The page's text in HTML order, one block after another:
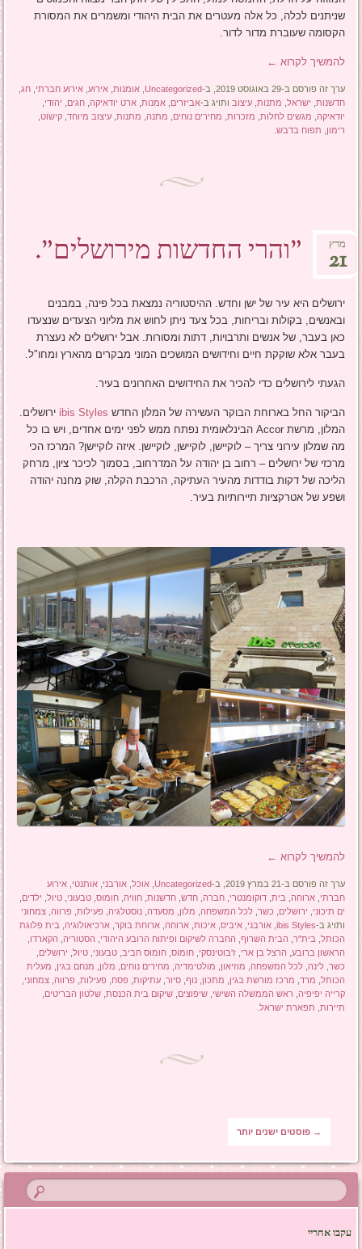
שניתנים לכלה, כל אלה מעטרים את הבית היהודי ומשמרים את המסורת
הקסומה שעוברת מדור לדור.
להמשיך לקרוא ←
ערך זה פורסם ב-29 באוגוסט 2019, ב- Uncategorized
,אומנות ,אירוע ,אירוע חברתי ,חג
חדשנות ישראל מתנות ,עיצוב ותויג ב-אביזרים ,אמנות ,ארט יודאיקה ,חגים יהודי
יודאיקה מגשים לחלות מזכרות מחירים נוחים מתנה מתנות ,עיצוב מיוחד ,קישוט
רימון
תפוח בדבש
"והרי החדשות מירושלים". מרץ
21
ירושלים היא עיר של ישן וחדש. ההיסטוריה נמצאת בכל פינה, במבנים
ובאנשים, בקולות ובריחות, בכל צעד ניתן לחוש את מליוני הצעדים שנצעדו
כאן בעבר, של אנשים ותרבויות, דתות ומסורות. אבל ירושלים לא נעצרת
בעבר אלא שוקקת חיים וחידושים המושכים המוני מבקרים מהארץ ומחו"ל.
הגעתי לירושלים כדי להכיר את החידושים האחרונים בעיר.
הביקור החל בארוחת הבוקר העשירה של המלון החדש
ירושלים.
המלון, מרשת Accor הבינלאומית נפתח ממש לפני ימים אחדים, ויש בו כל
מה שמלון עירוני צריך – לוקיישן, לוקיישן, לוקיישן. איזה לוקיישן? המרכז הכי
מרכזי של ירושלים – רחוב בן יהודה על המדרחוב, בסמוך לכיכר ציון, מרחק
הליכה של דקות בודדות מהעיר העתיקה, הרכבת הקלה, שוק מחנה יהודה
ושפע של אטרקציות תיירותיות בעיר.
להמשיך לקרוא ←
ערך זה פורסם ב-21 במרץ 2019, ב- Uncategorized
,אוכל ,אורבני ,אותנטי ,אירוע
חברתי ,ארוחה בית ,דוקומנטרי ,חברה ,חדש ,חדשנות ,חוויה ,חומוס ,טבעוני ,טיול ילדים
ים תיכוני
ירושלים כשר ,לכל המשפחה מלון מסעדה ,נוסטלגיה פעילות פרווה ,צמחוני
ותויג ב-ibis Styles
,אורבני ,איביס ,איכות ,ארוחה ,ארוחת בוקר ,ארכיאולוגיה בית פלוגת
הכותל בית"ר הבית השרוף החברה לשיקום ופיתוח הרובע היהודי הסטוריה הקארדו
הראשון ברובע הרצל בן ארי ,ז'בוטינסקי ,חומוס ,חומוס חביב ,טבעוני ,טיול ירושלים
כשר ,לינה ,לכל המשפחה מוזיאון מולטימדיה מחירים נוחים מלון מנחם בגין
מעלית
הכותל מרד מרכז מורשת בגין מתכון ,נוף ,סיור ,עתיקות פסח פעילות פרווה ,צמחוני
קרייה יפיפיה ראש הממשלה השישי ,שיפוצים ,שיקום בית הכנסת ,שלטון הבריטים
תיירות תפארת ישראל
ניווט בפוסטים
→ פוסטים ישנים יותר
עקבו אחריי